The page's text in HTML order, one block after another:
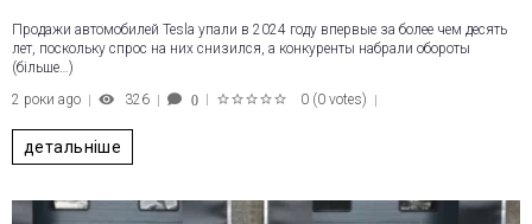
Продажи автомобилей Tesla упали в 2024 году впервые за более чем десять
лет, поскольку спрос на них снизился, а конкуренты набрали обороты
(більше…)
2 роки ago
326 0 0 (0 votes)
детальніше